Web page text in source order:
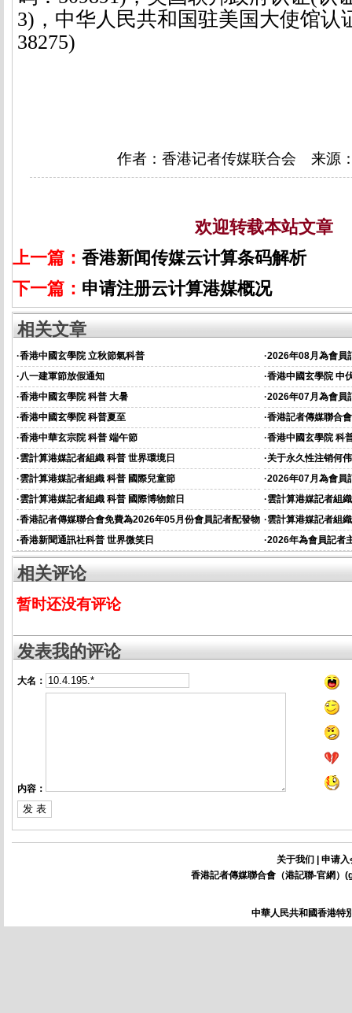
3) ，中华人民共和国驻美国大使馆认
38275)
作者：香港记者传媒联合会 来源
欢迎转载本站文章
上一篇： 香港新闻传媒云计算条码解析
下一篇： 申请注册云计算港媒概况
相关文章
·香港中國玄學院 立秋節氣科普 ·2026年08月為會員
·八一建軍節放假通知 ·香港中國玄學院 中
·香港中國玄學院 科普 大暑 ·2026年07月為會員
·香港中國玄學院 科普夏至 ·香港記者傳媒聯合
資的通知
·香港中華玄宗院 科普 端午節 ·香港中國玄學院 科
·雲計算港媒記者組織 科普 世界環境日 ·关于永久性注销何
·雲計算港媒記者組織 科普 國際兒童節 ·2026年07月為會員
通知
·雲計算港媒記者組織 科普 國際博物館日 ·雲計算港媒記者組
·香港記者傳媒聯合會免費為2026年05月份會員記者配發物
資的通知
·雲計算港媒記者組
·香港新聞通訊社科普 世界微笑日 ·2026年為會員記者
相关评论
暂时还没有评论
发表我的评论
大名：
内容：
关于我们
申请入
香港記者傳媒聯合會（港記聯-官網）(
中華人民共和國香港特